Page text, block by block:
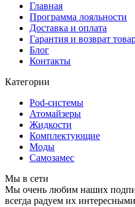
Главная
Программа лояльности
Доставка и оплата
Гарантия и возврат
Блог
Контакты
Категории
Pod-системы
Атомайзеры
Жидкости
Комплектующие
Моды
Самозамес
Мы в сети
Мы очень любим наших
всегда радуем их